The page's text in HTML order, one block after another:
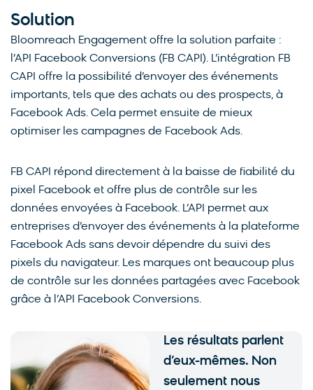
Solution
Bloomreach Engagement offre la solution parfaite :
l’API Facebook Conversions (FB CAPI). L’intégration FB
CAPI offre la possibilité d’envoyer des événements
importants, tels que des achats ou des prospects, à
Facebook Ads. Cela permet ensuite de mieux
optimiser les campagnes de Facebook Ads.
FB CAPI répond directement à la baisse de fiabilité du
pixel Facebook et offre plus de contrôle sur les
données envoyées à Facebook. L’API permet aux
entreprises d’envoyer des événements à la plateforme
Facebook Ads sans devoir dépendre du suivi des
pixels du navigateur. Les marques ont beaucoup plus
de contrôle sur les données partagées avec Facebook
grâce à l’API Facebook Conversions.
Les résultats parlent
d’eux-mêmes. Non
seulement nous